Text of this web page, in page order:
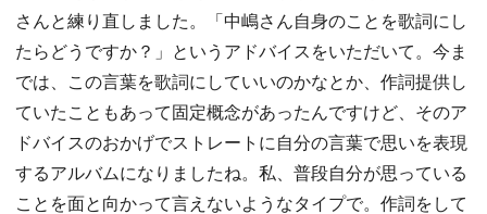
さんと練り直しました。「中嶋さん自身のことを歌詞にし
たらどうですか？」というアドバイスをいただいて。今ま
では、この言葉を歌詞にしていいのかなとか、作詞提供し
ていたこともあって固定概念があったんですけど、そのア
ドバイスのおかげでストレートに自分の言葉で思いを表現
するアルバムになりましたね。私、普段自分が思っている
ことを面と向かって言えないようなタイプで。作詞をして